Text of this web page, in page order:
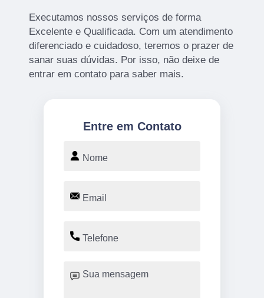
Executamos nossos serviços de forma
Excelente e Qualificada. Com um atendimento
diferenciado e cuidadoso, teremos o prazer de
sanar suas dúvidas. Por isso, não deixe de
entrar em contato para saber mais.
Entre em Contato